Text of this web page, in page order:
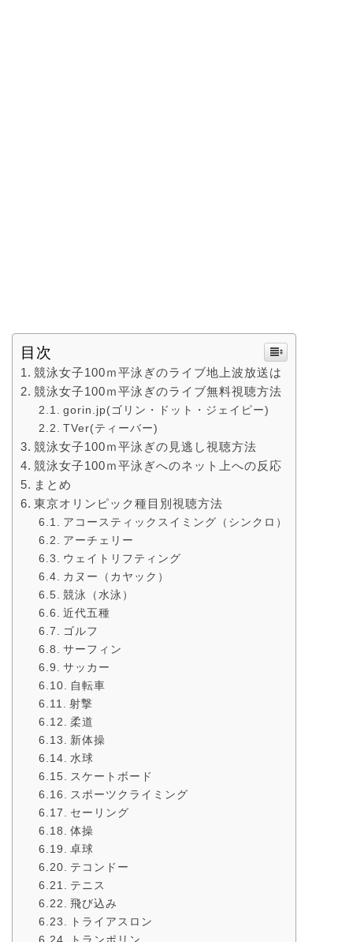
目次
競泳女子100ｍ平泳ぎのライブ地上波放送は
競泳女子100ｍ平泳ぎのライブ無料視聴方法
gorin.jp(ゴリン・ドット・ジェイピー)
TVer(ティーバー)
競泳女子100ｍ平泳ぎの見逃し視聴方法
競泳女子100ｍ平泳ぎへのネット上への反応
まとめ
東京オリンピック種目別視聴方法
アコースティックスイミング（シンクロ）
アーチェリー
ウェイトリフティング
カヌー（カヤック）
競泳（水泳）
近代五種
ゴルフ
サーフィン
サッカー
自転車
射撃
柔道
新体操
水球
スケートボード
スポーツクライミング
セーリング
体操
卓球
テコンドー
テニス
飛び込み
トライアスロン
トランポリン